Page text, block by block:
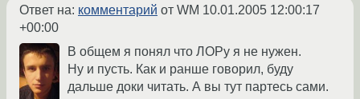
Ответ на: комментарий от WM 10.01.2005 12:00:17
+00:00
В общем я понял что ЛОРу я не нужен.
Ну и пусть. Как и ранше говорил, буду
дальше доки читать. А вы тут партесь сами.